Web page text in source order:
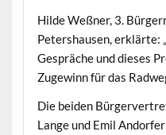
Hilde Weßn­er, 3.
Peter­shausen, erk­lärte:
Gespräche und dieses
Zugewinn für das
Die bei­den
Lange und Emil